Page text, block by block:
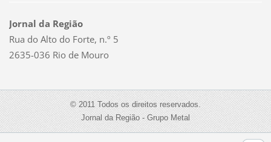
Jornal da Região
Rua do Alto do Forte, n.º 5
2635-036 Rio de Mouro
© 2011 Todos os direitos reservados.
Jornal da Região - Grupo Metal